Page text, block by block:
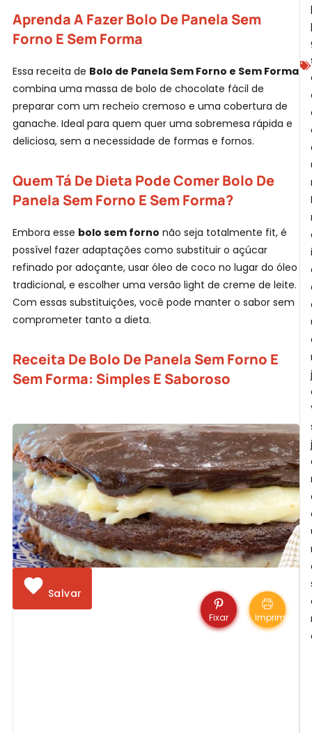
Aprenda A Fazer Bolo De Panela Sem
Forno E Sem Forma
Essa receita de Bolo de Panela Sem Forno e Sem Forma
combina uma massa de bolo de chocolate fácil de
preparar com um recheio cremoso e uma cobertura de
ganache. Ideal para quem quer uma sobremesa rápida e
deliciosa, sem a necessidade de formas e fornos.
Quem Tá De Dieta Pode Comer Bolo De
Panela Sem Forno E Sem Forma?
Embora esse bolo sem forno não seja totalmente fit, é
possível fazer adaptações como substituir o açúcar
refinado por adoçante, usar óleo de coco no lugar do óleo
tradicional, e escolher uma versão light de creme de leite.
Com essas substituições, você pode manter o sabor sem
comprometer tanto a dieta.
Receita De Bolo De Panela Sem Forno E
Sem Forma: Simples E Saboroso
Fixar Imprimir
Salvar
e
e